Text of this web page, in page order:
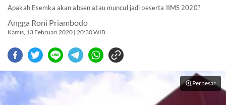
Apakah Esemka akan absen atau muncul jadi peserta IIMS 2020?
Angga Roni Priambodo
Kamis, 13 Februari 2020 | 20:30 WIB
Perbesar